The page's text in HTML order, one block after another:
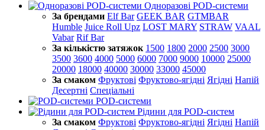
Одноразові POD-системи
За брендами Elf Bar GEEK BAR GTMBAR
Humble Juice Roll Upz LOST MARY STRAW VAAL
Vabar Rif Bar
За кількістю затяжок 1500 1800 2000 2500 3000
3500 3600 4000 5000 6000 7000 9000 10000 25000
20000 18000 40000 30000 33000 45000
За смаком Фруктові Фруктово-ягідні Ягідні Напій
Десертні Спеціальні
POD-системи
Рідини для POD-систем
За смаком Фруктові Фруктово-ягідні Ягідні Напій